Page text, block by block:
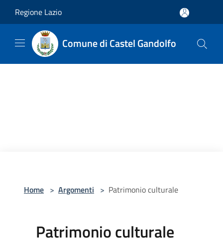
Regione Lazio
Comune di Castel Gandolfo
Home > Argomenti > Patrimonio culturale
Patrimonio culturale